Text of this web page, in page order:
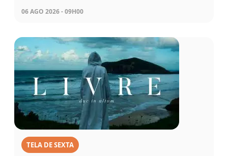
06 AGO 2026 - 09H00
TELA DE SEXTA